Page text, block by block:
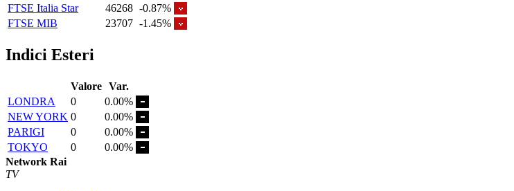
FTSE Italia Star
46268 -0.87%
FTSE MIB
23707 -1.45%
Indici Esteri
Valore Var.
LONDRA
0
0.00%
NEW YORK 0
0.00%
PARIGI
0
0.00%
TOKYO
0
0.00%
Network Rai
TV